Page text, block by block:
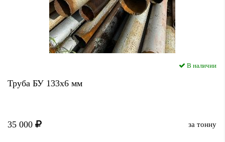
В наличии
Труба БУ 133x6 мм
35 000 за тонну